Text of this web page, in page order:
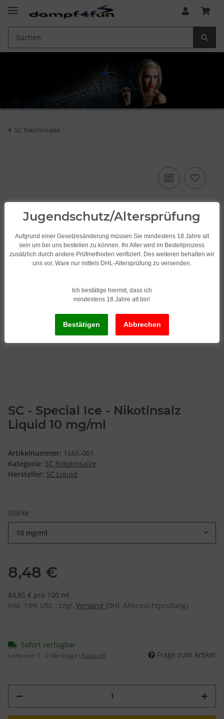
SC Nikotinsalze
SC - Special Ice - Nikotinsalz
Liquid 10 mg/ml
Artikelnummer: 1665-001
Kategorie: SC Nikotinsalze
Hersteller: SC Liquid
Stärke
10 mg/ml
8,48 €
84,85 € pro 100 ml
inkl. 19% USt. , zzgl. Versand (DHL Alterssichtprüfung)
Sofort verfügbar
Lieferzeit: 1 - 2 Werktage (Ausland) Frage zum Artikel
Jugendschutz/Altersprüfung
Aufgrund einer Gesetzesänderung müssen Sie mindestens 18 Jahre alt
sein um bei uns bestellen zu können. Ihr Alter wird im Bestellprozess
zusätzlich durch andere Prüfmethoden verifiziert. Des weiteren behalten wir
uns vor, Ware nur mittels DHL-Altersprüfung zu versenden.
Ich bestätige hiermit, dass ich
mindestens 18 Jahre alt bin!